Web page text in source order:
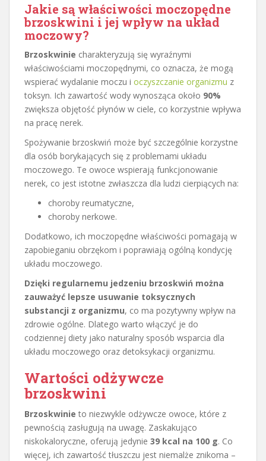
Jakie są właściwości moczopędne
brzoskwini i jej wpływ na układ
moczowy?
Brzoskwinie charakteryzują się wyraźnymi
właściwościami moczopędnymi, co oznacza, że mogą
wspierać wydalanie moczu i oczyszczanie organizmu z
toksyn. Ich zawartość wody wynosząca około 90%
zwiększa objętość płynów w ciele, co korzystnie wpływa
na pracę nerek.
Spożywanie brzoskwiń może być szczególnie korzystne
dla osób borykających się z problemami układu
moczowego. Te owoce wspierają funkcjonowanie
nerek, co jest istotne zwłaszcza dla ludzi cierpiących na:
choroby reumatyczne,
choroby nerkowe.
Dodatkowo, ich moczopędne właściwości pomagają w
zapobieganiu obrzękom i poprawiają ogólną kondycję
układu moczowego.
Dzięki regularnemu jedzeniu brzoskwiń można
zauważyć lepsze usuwanie toksycznych
substancji z organizmu, co ma pozytywny wpływ na
zdrowie ogólne. Dlatego warto włączyć je do
codziennej diety jako naturalny sposób wsparcia dla
układu moczowego oraz detoksykacji organizmu.
Wartości odżywcze
brzoskwini
Brzoskwinie to niezwykle odżywcze owoce, które z
pewnością zasługują na uwagę. Zaskakująco
niskokaloryczne, oferują jedynie 39 kcal na 100 g. Co
więcej, ich zawartość tłuszczu jest niemalże znikoma –